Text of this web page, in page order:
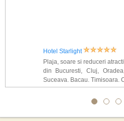
Hotel Starlight
Plaja, soare si reduceri
din Bucuresti, Cluj,
Suceava, Bacau, Timisoara,